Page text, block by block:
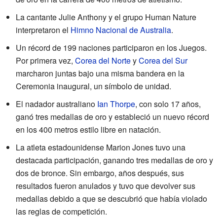
La cantante Julie Anthony y el grupo Human Nature
interpretaron el Himno Nacional de Australia.
Un récord de 199 naciones participaron en los Juegos.
Por primera vez, Corea del NorteyCorea del Sur
marcharon juntas bajo una misma bandera en la
Ceremonia inaugural, un símbolo de unidad.
El nadador australiano Ian Thorpe, con solo 17 años,
ganó tres medallas de oro y estableció un nuevo récord
en los 400 metros estilo libre en natación.
La atleta estadounidense Marion Jones tuvo una
destacada participación, ganando tres medallas de oro y
dos de bronce. Sin embargo, años después, sus
resultados fueron anulados y tuvo que devolver sus
medallas debido a que se descubrió que había violado
las reglas de competición.